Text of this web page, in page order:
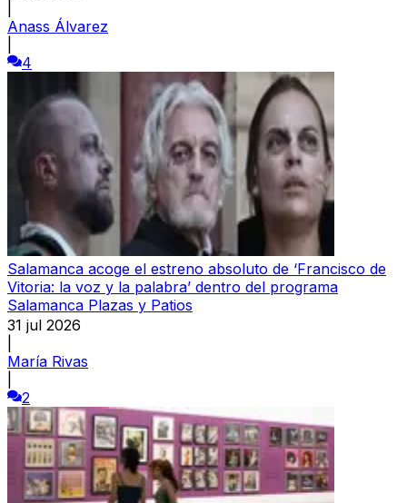
Anass Álvarez
4
Salamanca acoge el estreno absoluto de ‘Francisco de
Vitoria: la voz y la palabra’ dentro del programa
Salamanca Plazas y Patios
31 jul 2026
María Rivas
2